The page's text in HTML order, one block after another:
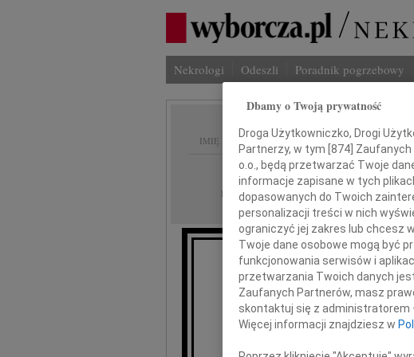
Nekrologi Odeszli Poradnik pogrzebowy
IMIĘ I NAZWISKO:
REGION: Częstochowa
DATA EMISJI: 10.03.2016
lek.med.
wyrazy
Dbamy o Twoją prywatność
Droga Użytkowniczko, Drogi
Partnerzy, w tym [874] Zaufanych
o.o., będą przetwarzać Twoje
informacje zapisane w tych
dopasowanych do Twoich
personalizacji treści w nich
ograniczyć jej zakres lub chcesz
Twoje dane osobowe mogą być
funkcjonowania serwisów i
przetwarzania Twoich danych jest
Zaufanych Partnerów, masz
skontaktuj się z administratorem
Więcej informacji znajdziesz w